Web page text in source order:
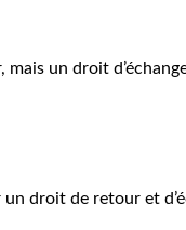
un droit
droit de retour et